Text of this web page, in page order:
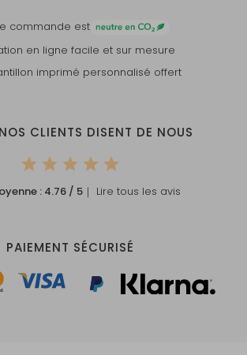
commande est
en ligne facile et sur mesure
imprimé personnalisé offert
CLIENTS DISENT DE NOUS
: 4.76 / 5 ｜ Lire tous les avis
PAIEMENT SÉCURISÉ